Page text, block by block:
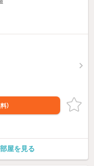
）
屋を見る